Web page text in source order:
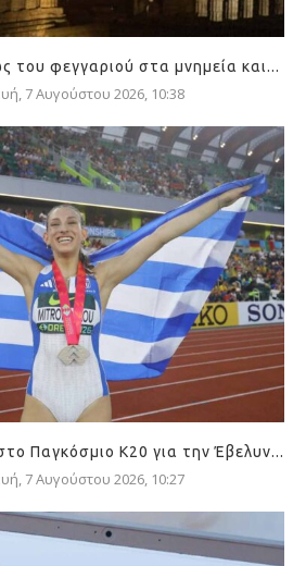
του φεγγαριού στα μνημεία και...
7 Αυγούστου 2026, 10:38
Παγκόσμιο Κ20 για την Έβελυν...
7 Αυγούστου 2026, 10:27